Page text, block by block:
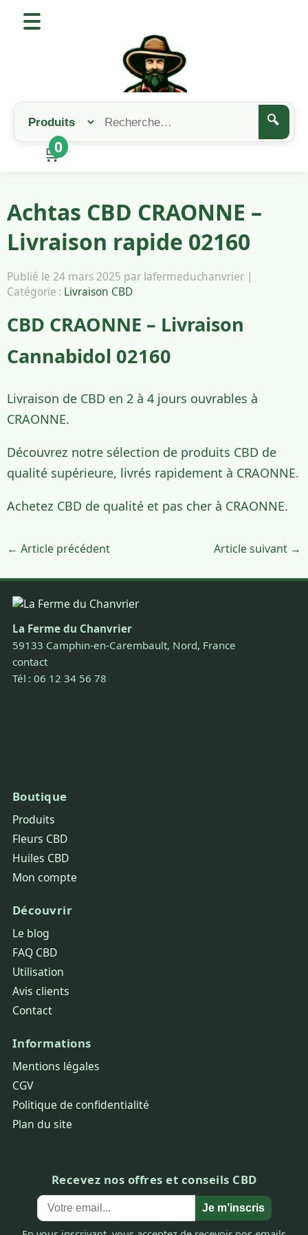
🔍
🛒
0
Achtas CBD CRAONNE –
Livraison rapide 02160
Publié le 24 mars 2025 par lafermeduchanvrier |
Catégorie : Livraison CBD
CBD CRAONNE – Livraison
Cannabidol 02160
Livraison de CBD en 2 à 4 jours ouvrables à
CRAONNE.
Découvrez notre sélection de produits CBD de
qualité supérieure, livrés rapidement à CRAONNE.
Achetez CBD de qualité et pas cher à CRAONNE.
← Article précédent Article suivant →
La Ferme du Chanvrier
59133 Camphin-en-Carembault, Nord, France
contact
Tél : 06 12 34 56 78
Boutique
Produits
Fleurs CBD
Huiles CBD
Mon compte
Découvrir
Le blog
FAQ CBD
Utilisation
Avis clients
Contact
Informations
Mentions légales
CGV
Politique de confidentialité
Plan du site
Recevez nos offres et conseils CBD
Je m’inscris